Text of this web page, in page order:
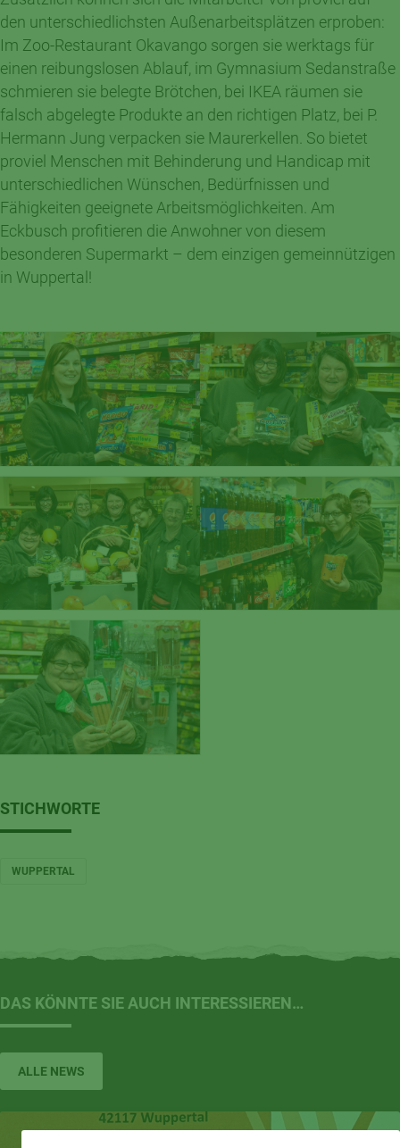
den unterschiedlichsten Außenarbeitsplätzen erproben:
Im Zoo-Restaurant Okavango sorgen sie werktags für
einen reibungslosen Ablauf, im Gymnasium Sedanstraße
schmieren sie belegte Brötchen, bei IKEA räumen sie
falsch abgelegte Produkte an den richtigen Platz, bei P.
Hermann Jung verpacken sie Maurerkellen. So bietet
proviel Menschen mit Behinderung und Handicap mit
unterschiedlichen Wünschen, Bedürfnissen und
Fähigkeiten geeignete Arbeitsmöglichkeiten. Am
Eckbusch profitieren die Anwohner von diesem
besonderen Supermarkt – dem einzigen gemeinnützigen
in Wuppertal!
STICHWORTE
WUPPERTAL
DAS KÖNNTE SIE AUCH INTERESSIEREN…
ALLE NEWS